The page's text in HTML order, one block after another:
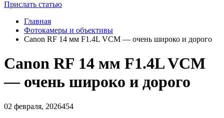
Прислать статью
Главная
Фотокамеры и объективы
Canon RF 14 мм F1.4L VCM — очень широко и дорого
Canon RF 14 мм F1.4L VCM
— очень широко и дорого
02 февраля, 2026454